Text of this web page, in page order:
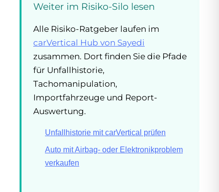
Weiter im Risiko-Silo lesen
Alle Risiko-Ratgeber laufen im
carVertical Hub von Sayedi
zusammen. Dort finden Sie die Pfade
für Unfallhistorie,
Tachomanipulation,
Importfahrzeuge und Report-
Auswertung.
Unfallhistorie mit carVertical prüfen
Auto mit Airbag- oder Elektronikproblem
verkaufen